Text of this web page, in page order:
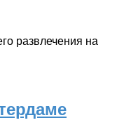
развлечения на